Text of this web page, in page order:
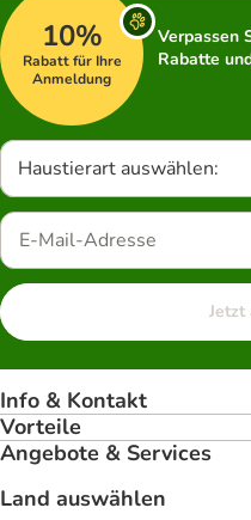
10%
Rabatt für Ihre
Anmeldung
Verpassen
Rabatte
Haustierart auswählen:
Jetzt
Info & Kontakt
Vorteile
Angebote & Services
Land auswählen